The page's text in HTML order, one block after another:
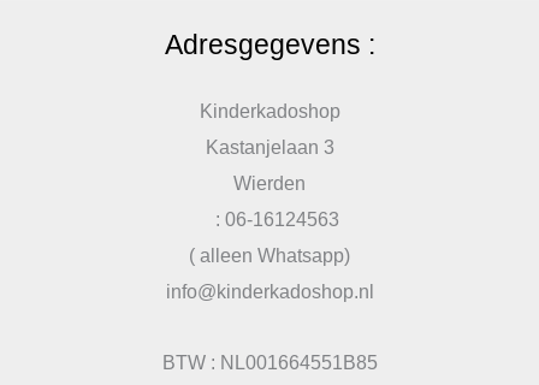
Adresgegevens :
Kinderkadoshop
Kastanjelaan 3
Wierden
: 06-16124563
( alleen Whatsapp)
info@kinderkadoshop.nl
BTW : NL001664551B85